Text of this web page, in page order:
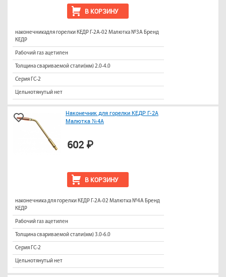
В КОРЗИНУ
наконечникадля горелки КЕДР Г-2А-02 Малютка №3А Бренд
КЕДР
Рабочий газ ацетилен
Толщина свариваемой стали(мм) 2.0-4.0
Серия ГС-2
Цельнотянутый нет
Наконечник для горелки КЕДР Г-2А
Малютка №4А
В КОРЗИНУ
602 ₽
наконечника для горелки КЕДР Г-2А-02 Малютка №4А Бренд
КЕДР
Рабочий газ ацетилен
Толщина свариваемой стали(мм) 3.0-6.0
Серия ГС-2
Цельнотянутый нет